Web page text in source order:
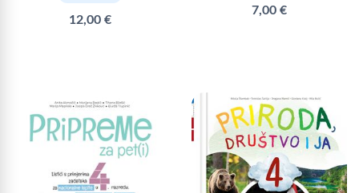
12,00 €
7,00 €